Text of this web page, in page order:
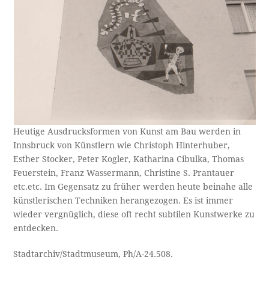
Heutige Ausdrucksformen von Kunst am Bau werden in
Innsbruck von Künstlern wie Christoph Hinterhuber,
Esther Stocker, Peter Kogler, Katharina Cibulka, Thomas
Feuerstein, Franz Wassermann, Christine S. Prantauer
etc.etc. Im Gegensatz zu früher werden heute beinahe alle
künstlerischen Techniken herangezogen. Es ist immer
wieder vergnüglich, diese oft recht subtilen Kunstwerke zu
entdecken.
Stadtarchiv/Stadtmuseum, Ph/A-24.508.